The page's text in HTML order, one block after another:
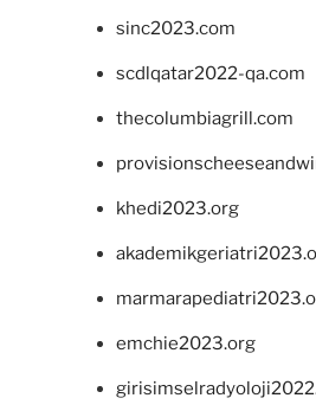
sinc2023.com
scdlqatar2022-qa.com
thecolumbiagrill.com
khedi2023.org
emchie2023.org